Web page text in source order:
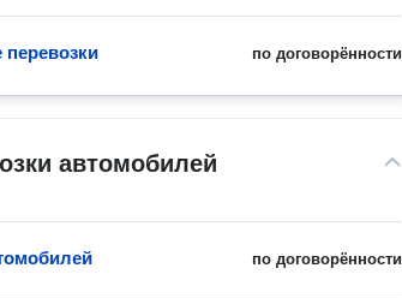
по договорённости
автомобилей
по договорённости